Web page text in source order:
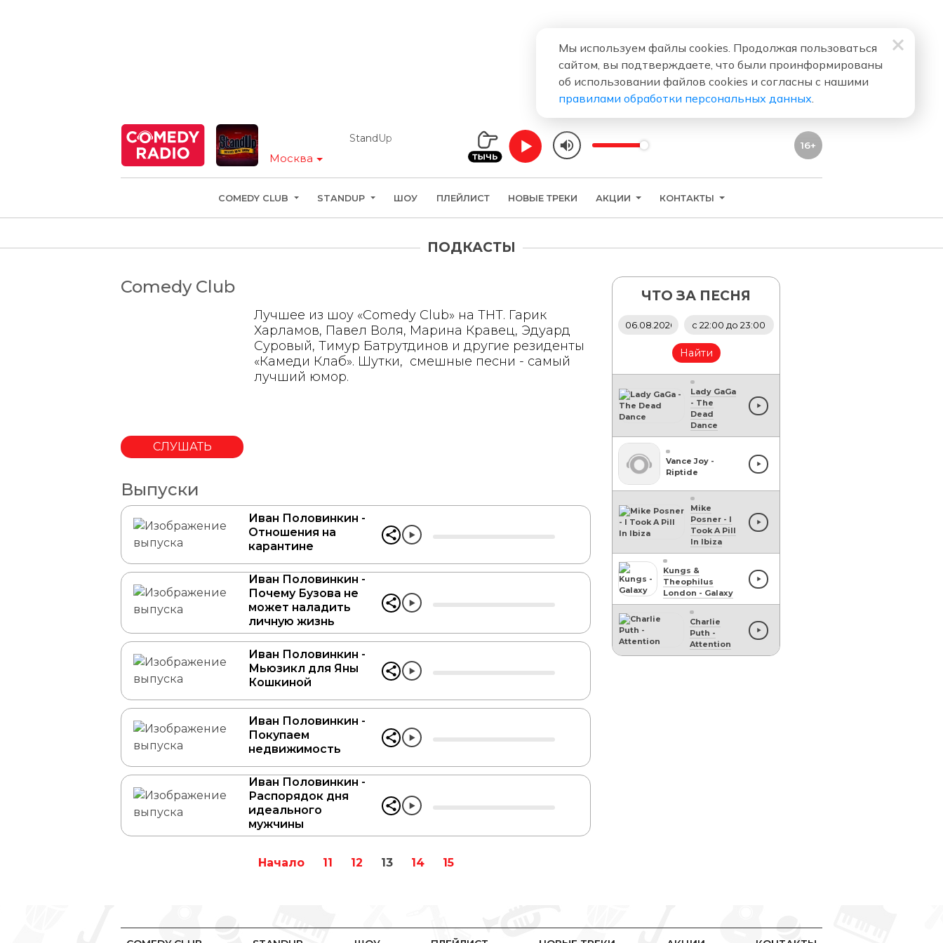
Москва
StandUp
16+
COMEDY CLUB STANDUP ШОУ ПЛЕЙЛИСТ НОВЫЕ ТРЕКИ АКЦИИ КОНТАКТЫ
ПОДКАСТЫ
Comedy Club
Лучшее из шоу «Comedy Club» на ТНТ. Гарик
Харламов, Павел Воля, Марина Кравец, Эдуард
Суровый, Тимур Батрутдинов и другие резиденты
«Камеди Клаб». Шутки, смешные песни - самый
лучший юмор.
СЛУШАТЬ
Выпуски
Иван Половинкин -
Отношения на
карантине
Иван Половинкин -
Почему Бузова не
может наладить
личную жизнь
Иван Половинкин -
Мьюзикл для Яны
Кошкиной
Иван Половинкин -
Покупаем
недвижимость
Иван Половинкин -
Распорядок дня
идеального
мужчины
Начало 11 12 13 14 15
ЧТО ЗА ПЕСНЯ
Найти
Lady GaGa
- The
Dead
Dance
Vance Joy -
Riptide
Mike
Posner - I
Took A Pill
In Ibiza
Kungs &
Theophilus
London - Galaxy
Charlie
Puth -
Attention
Мы используем файлы cookies. Продолжая пользоваться
сайтом, вы подтверждаете, что были проинформированы
об использовании файлов cookies и согласны с нашими
правилами обработки персональных данных.